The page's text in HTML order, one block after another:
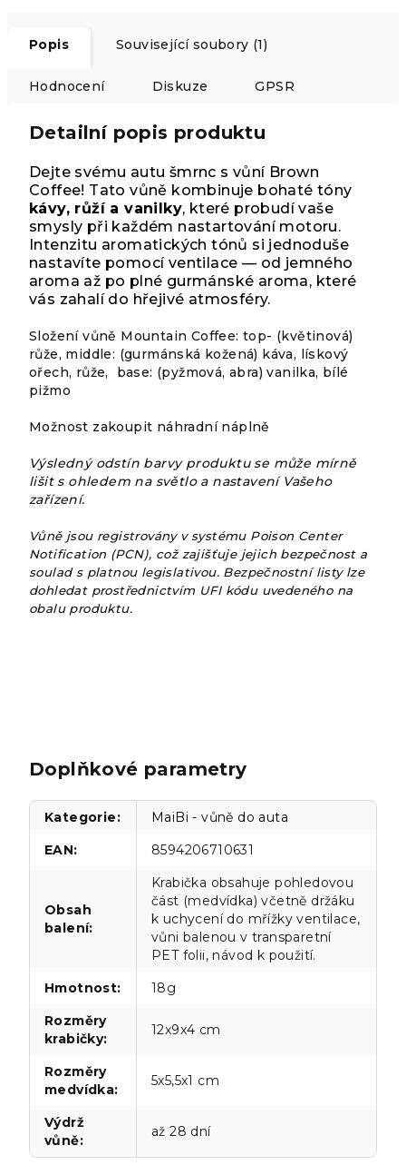
Popis Související soubory (1)
Hodnocení Diskuze GPSR
Detailní popis produktu
Dejte svému autu šmrnc s vůní Brown
Coffee! Tato vůně kombinuje bohaté tóny
kávy, růží a vanilky, které probudí vaše
smysly při každém nastartování motoru.
Intenzitu aromatických tónů si jednoduše
nastavíte pomocí ventilace — od jemného
aroma až po plné gurmánské aroma, které
vás zahalí do hřejivé atmosféry.
Složení vůně Mountain Coffee: top- (květinová)
růže, middle: (gurmánská kožená) káva, lískový
ořech, růže, base: (pyžmová, abra) vanilka, bílé
pižmo
Možnost zakoupit náhradní náplně
Výsledný odstín barvy produktu se může mírně
lišit s ohledem na světlo a nastavení Vašeho
zařízení.
Vůně jsou registrovány v systému Poison Center
Notification (PCN), což zajišťuje jejich bezpečnost a
soulad s platnou legislativou. Bezpečnostní listy lze
dohledat prostřednictvím UFI kódu uvedeného na
obalu produktu.
Doplňkové parametry
Kategorie:
MaiBi - vůně do auta
EAN: 8594206710631
Obsah
balení:
Krabička obsahuje pohledovou
část (medvídka) včetně držáku
k uchycení do mřížky ventilace,
vůni balenou v transparetní
PET folii, návod k použití.
Hmotnost:
18g
Rozměry
krabičky:
12x9x4 cm
Rozměry
medvídka:
5x5,5x1 cm
Výdrž
vůně:
až 28 dní